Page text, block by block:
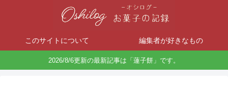
このサイトについて 編集者が好きなもの
2026/8/6更新の最新記事は「蓮子餅」です。